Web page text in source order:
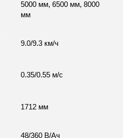
5000 мм, 6500 мм, 8000
мм
9.0/9.3 км/ч
0.35/0.55 м/с
1712 мм
48/360 В/Ач